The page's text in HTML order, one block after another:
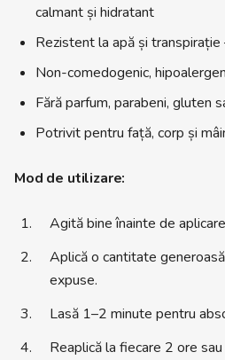
calmant și hidratant
Rezistent la apă și
Non-comedogenic,
Fără parfum, parabeni, gluten
Potrivit pentru față, corp și
Mod de utilizare:
Agită bine înainte de
Aplică o cantitate
expuse.
Lasă 1–2 minute pentru
Reaplică la fiecare 2 ore